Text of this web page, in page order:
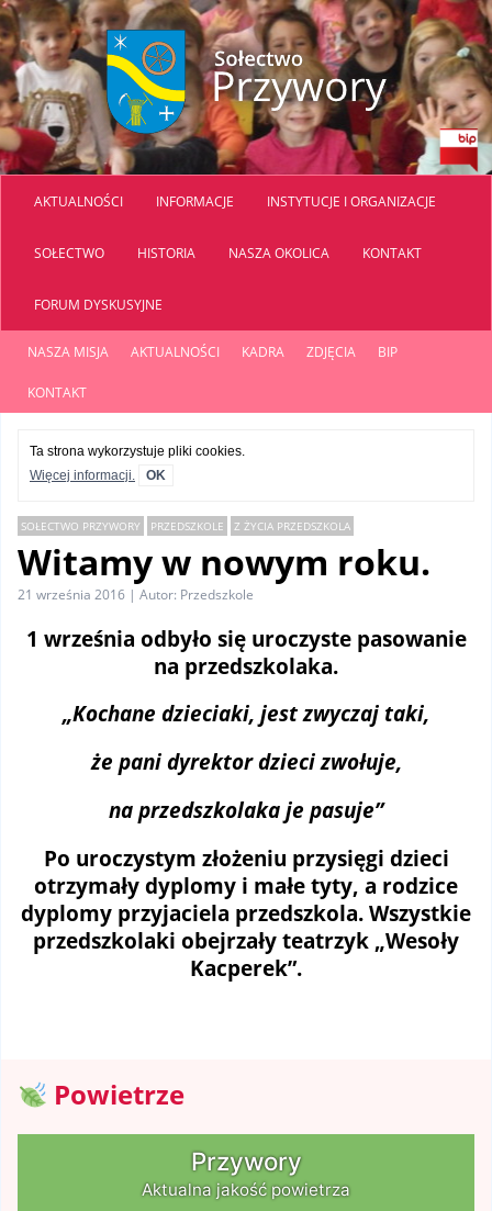
AKTUALNOŚCI INFORMACJE INSTYTUCJE I ORGANIZACJE
SOŁECTWO HISTORIA NASZA OKOLICA KONTAKT
FORUM DYSKUSYJNE
NASZA MISJA AKTUALNOŚCI KADRA ZDJĘCIA BIP
KONTAKT
Ta strona wykorzystuje pliki cookies.
Więcej informacji.
OK
SOŁECTWO PRZYWORY PRZEDSZKOLE Z ŻYCIA PRZEDSZKOLA
Witamy w nowym roku.
21 września 2016 | Autor: Przedszkole
1 września odbyło się uroczyste pasowanie
na przedszkolaka.
„Kochane dzieciaki, jest zwyczaj taki,
że pani dyrektor dzieci zwołuje,
na przedszkolaka je pasuje”
Po uroczystym złożeniu przysięgi dzieci
otrzymały dyplomy i małe tyty, a rodzice
dyplomy przyjaciela przedszkola. Wszystkie
przedszkolaki obejrzały teatrzyk „Wesoły
Kacperek”.
Powietrze